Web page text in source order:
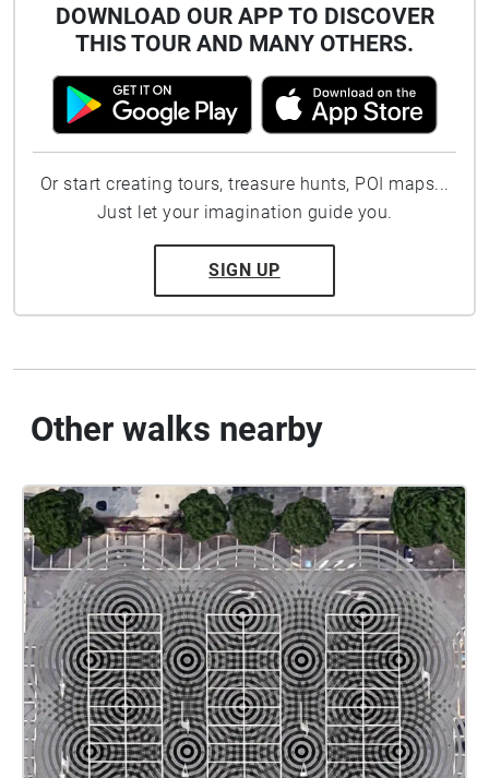
DOWNLOAD OUR APP TO DISCOVER
THIS TOUR AND MANY OTHERS.
Or start creating tours, treasure hunts, POI maps...
Just let your imagination guide you.
SIGN UP
Other walks nearby